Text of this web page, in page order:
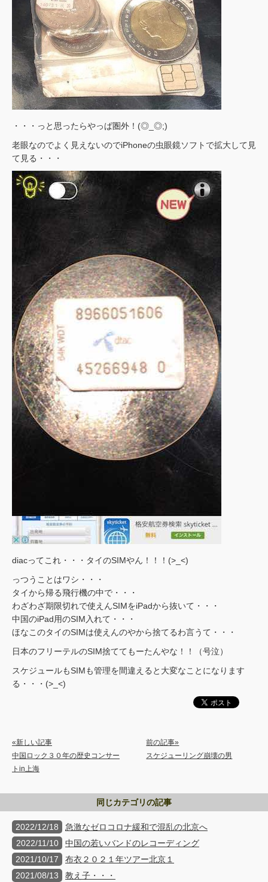
・・・っと思ったらやっぱ圏外！(◎_◎;)
老眼なのでよく見えないのでiPhoneの虫眼鏡ソフトで拡大して見
て見る・・・
diacってこれ・・・タイのSIMやん！！！(>_<)
っつうことはワシ・・・
タイから帰る飛行機の中で・・・
わざわざ期限切れで使えんSIMをiPadから抜いて・・・
中国のiPad用のSIM入れて・・・
ほなこのタイのSIMは使えんのやから捨てるわ言うて・・・
日本のフリーテルのSIM捨ててもーたんやな！！（号泣）
スケジュールもSIMも管理を間違えると大変なことになります
る・・・(>_<)
«新しい記事
中国ロック３０年の歴史コンサー
トin上海
前の記事»
スケジューリング崩壊の男
同じカテゴリの記事
2022/12/18
急激なゼロコロナ緩和で混乱の北京へ
2022/11/10
中国の若いバンドのレコーディング
2021/10/17
布衣２０２１年ツアー北京１
2021/08/13
教え子・・・